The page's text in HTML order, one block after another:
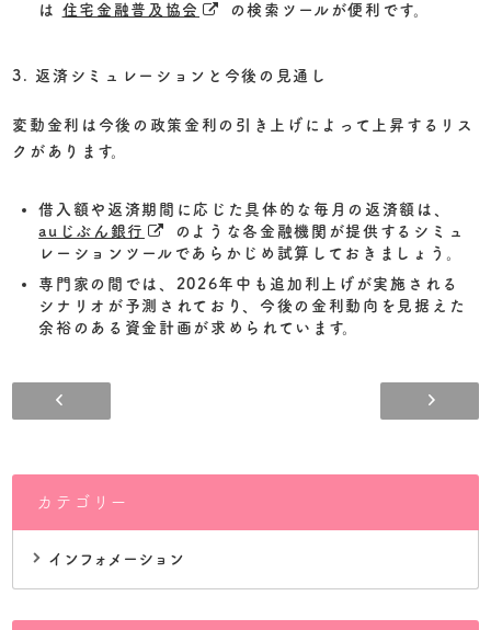
は 住宅金融普及協会 の検索ツールが便利です。
3. 返済シミュレーションと今後の見通し
変動金利は今後の政策金利の引き上げによって上昇するリス
クがあります。
借入額や返済期間に応じた具体的な毎月の返済額は、
auじぶん銀行
のような各金融機関が提供するシミュ
レーションツールであらかじめ試算しておきましょう。
専門家の間では、2026年中も追加利上げが実施される
シナリオが予測されており、今後の金利動向を見据えた
余裕のある資金計画が求められています。
12月の仲介手数料無料物件情報更新致しました。
カテゴリー
インフォメーション